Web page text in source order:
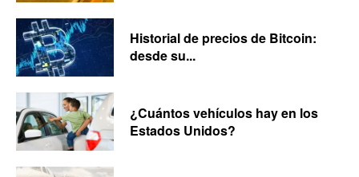
Historial de precios de Bitcoin:
desde su...
¿Cuántos vehículos hay en los
Estados Unidos?